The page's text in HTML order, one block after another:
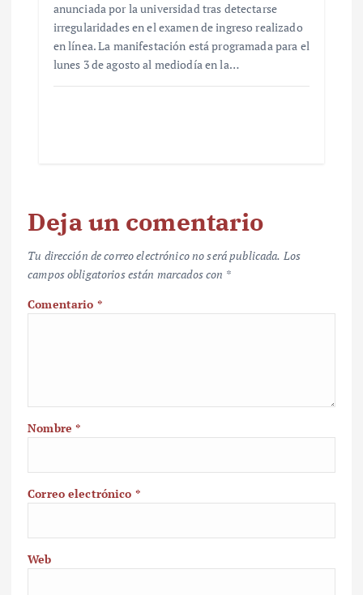
anunciada por la universidad tras detectarse
irregularidades en el examen de ingreso realizado
en línea. La manifestación está programada para el
lunes 3 de agosto al mediodía en la…
Deja un comentario
Tu dirección de correo electrónico no será publicada. Los
campos obligatorios están marcados con *
Comentario *
Nombre*
Correo electrónico *
Web